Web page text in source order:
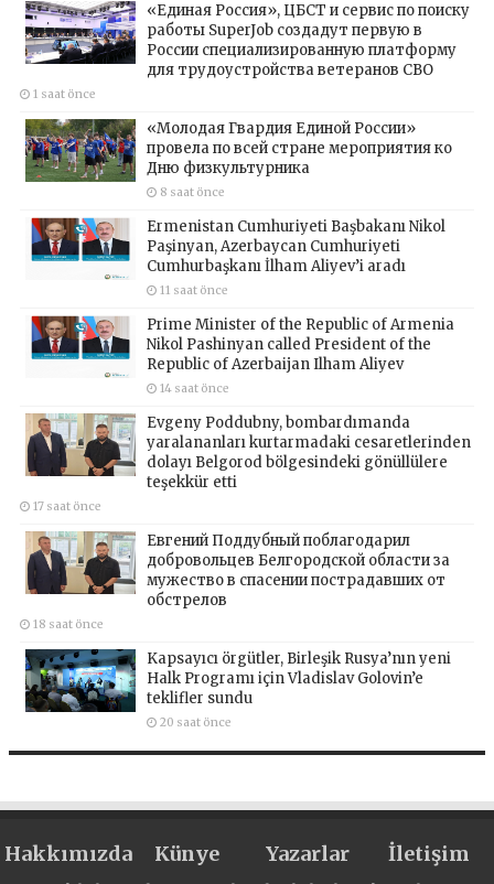
«Единая Россия», ЦБСТ и сервис по поиску
работы SuperJob создадут первую в
России специализированную платформу
для трудоустройства ветеранов СВО
1 saat önce
«Молодая Гвардия Единой России»
провела по всей стране мероприятия ко
Дню физкультурника
8 saat önce
Ermenistan Cumhuriyeti Başbakanı Nikol
Paşinyan, Azerbaycan Cumhuriyeti
Cumhurbaşkanı İlham Aliyev’i aradı
11 saat önce
Prime Minister of the Republic of Armenia
Nikol Pashinyan called President of the
Republic of Azerbaijan Ilham Aliyev
14 saat önce
Evgeny Poddubny, bombardımanda
yaralananları kurtarmadaki cesaretlerinden
dolayı Belgorod bölgesindeki gönüllülere
teşekkür etti
17 saat önce
Евгений Поддубный поблагодарил
добровольцев Белгородской области за
мужество в спасении пострадавших от
обстрелов
18 saat önce
Kapsayıcı örgütler, Birleşik Rusya’nın yeni
Halk Programı için Vladislav Golovin’e
teklifler sundu
20 saat önce
Hakkımızda Künye Yazarlar İletişim